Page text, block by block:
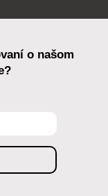
o našom